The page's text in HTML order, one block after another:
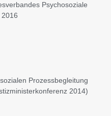
Psychosoziale
Prozessbegleitung
2014)